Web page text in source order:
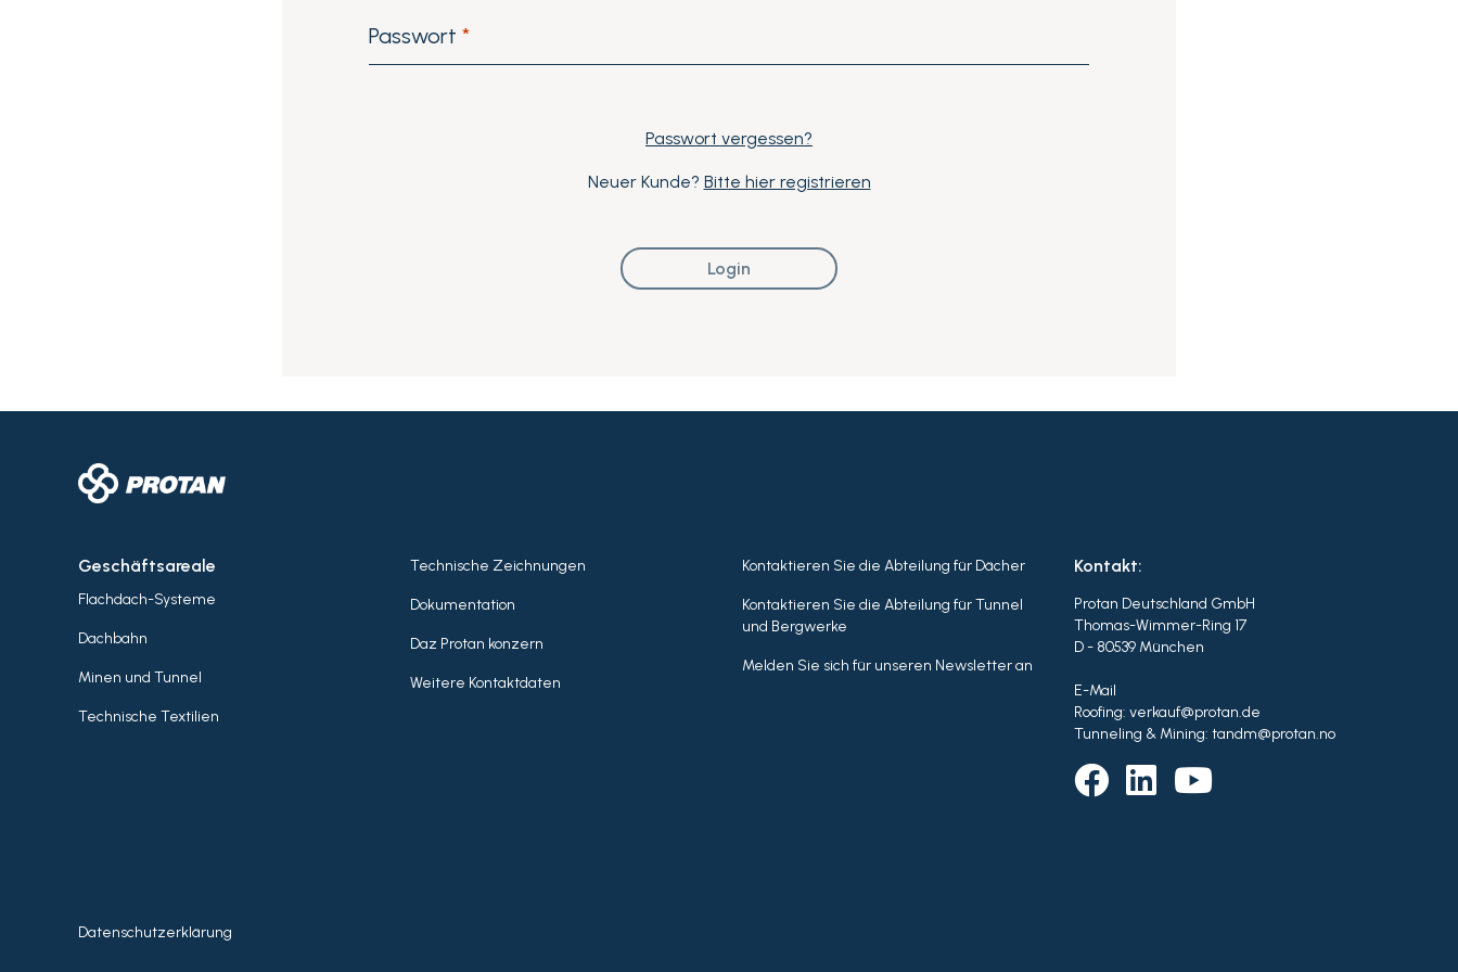
Passwort *
Passwort vergessen?
Neuer Kunde? Bitte hier registrieren
Login
Geschäftsareale
Flachdach-Systeme
Dachbahn
Minen und Tunnel
Technische Textilien
Technische Zeichnungen
Dokumentation
Daz Protan konzern
Weitere Kontaktdaten
Kontaktieren Sie die Abteilung für Dächer
Kontaktieren Sie die Abteilung für Tunnel
und Bergwerke
Melden Sie sich für unseren Newsletter an
Kontakt:
Protan Deutschland GmbH
Thomas-Wimmer-Ring 17
D - 80539 München
E-Mail
Roofing: verkauf@protan.de
Tunneling & Mining: tandm@protan.no
Datenschutzerklärung